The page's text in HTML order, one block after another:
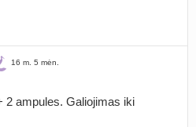
16 m. 5 mėn.
2 ampules. Galiojimas iki